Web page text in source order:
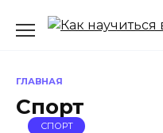
ГЛАВНАЯ
Спорт
СПОРТ